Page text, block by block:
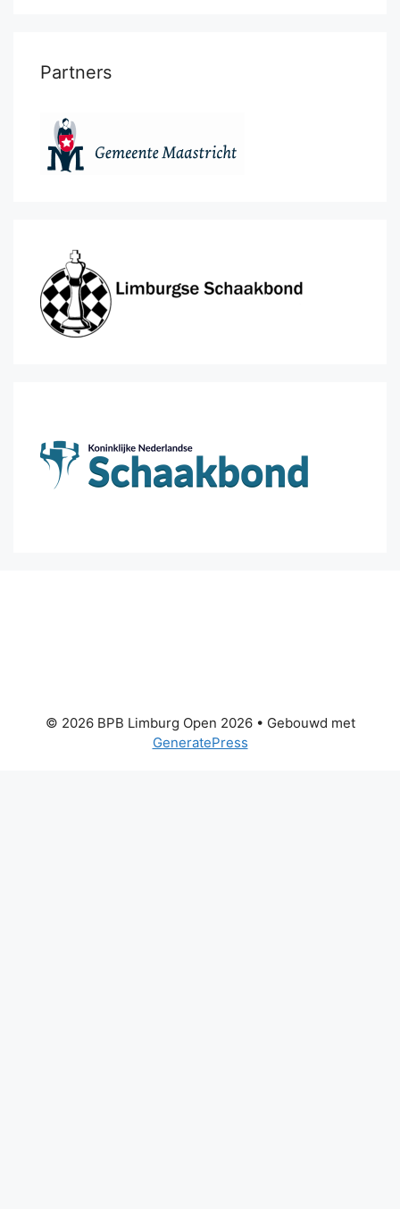
Partners
© 2026 BPB Limburg Open 2026• Gebouwd met
GeneratePress